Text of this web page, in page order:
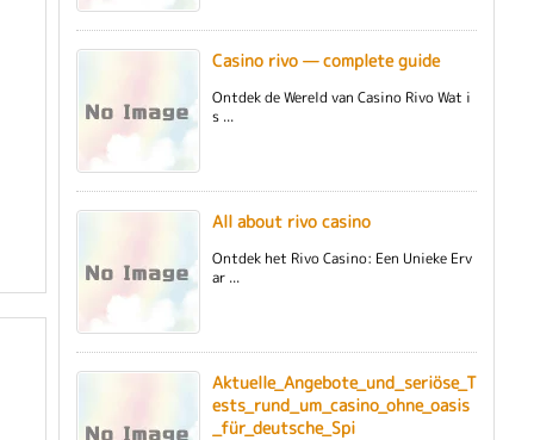
Casino rivo — complete guide
Ontdek de Wereld van Casino Rivo Wat i
s ...
All about rivo casino
Ontdek het Rivo Casino: Een Unieke Erv
ar ...
Aktuelle_Angebote_und_seriöse_T
ests_rund_um_casino_ohne_oasis
_für_deutsche_Spi